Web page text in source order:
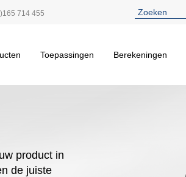
714 455
Toepassingen Berekeningen
product in
de juiste